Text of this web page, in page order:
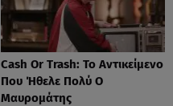
Cash Or Trash: Το Αντικείμενο
Που Ήθελε Πολύ Ο
Μαυρομάτης